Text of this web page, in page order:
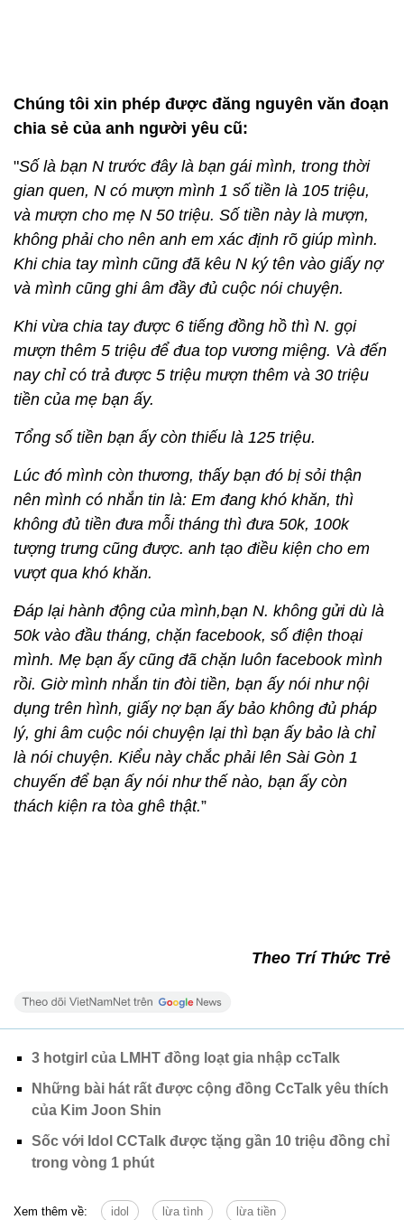
Chúng tôi xin phép được đăng nguyên văn đoạn
chia sẻ của anh người yêu cũ:
"Số là bạn N trước đây là bạn gái mình, trong thời
gian quen, N có mượn mình 1 số tiền là 105 triệu,
và mượn cho mẹ N 50 triệu. Số tiền này là mượn,
không phải cho nên anh em xác định rõ giúp mình.
Khi chia tay mình cũng đã kêu N ký tên vào giấy nợ
và mình cũng ghi âm đầy đủ cuộc nói chuyện.
Khi vừa chia tay được 6 tiếng đồng hồ thì N. gọi
mượn thêm 5 triệu để đua top vương miệng. Và đến
nay chỉ có trả được 5 triệu mượn thêm và 30 triệu
tiền của mẹ bạn ấy.
Tổng số tiền bạn ấy còn thiếu là 125 triệu.
Lúc đó mình còn thương, thấy bạn đó bị sỏi thận
nên mình có nhắn tin là: Em đang khó khăn, thì
không đủ tiền đưa mỗi tháng thì đưa 50k, 100k
tượng trưng cũng được. anh tạo điều kiện cho em
vượt qua khó khăn.
Đáp lại hành động của mình,bạn N. không gửi dù là
50k vào đầu tháng, chặn facebook, số điện thoại
mình. Mẹ bạn ấy cũng đã chặn luôn facebook mình
rồi. Giờ mình nhắn tin đòi tiền, bạn ấy nói như nội
dụng trên hình, giấy nợ bạn ấy bảo không đủ pháp
lý, ghi âm cuộc nói chuyện lại thì bạn ấy bảo là chỉ
là nói chuyện. Kiểu này chắc phải lên Sài Gòn 1
chuyến để bạn ấy nói như thế nào, bạn ấy còn
thách kiện ra tòa ghê thật.”
Theo Trí Thức Trẻ
3 hotgirl của LMHT đồng loạt gia nhập ccTalk
Những bài hát rất được cộng đồng CcTalk yêu thích
của Kim Joon Shin
Sốc với Idol CCTalk được tặng gần 10 triệu đồng chỉ
trong vòng 1 phút
Xem thêm về: idol lừa tình lừa tiền